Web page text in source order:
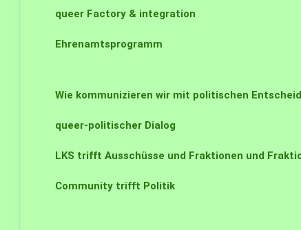
queer Factory & integration
Ehrenamtsprogramm
Wie kommunizieren wir mit politischen
queer-politischer Dialog
LKS trifft Ausschüsse und Fraktionen und
Community trifft Politik